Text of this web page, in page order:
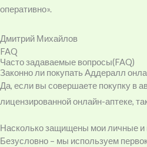
оперативно».
Дмитрий Михайлов
FAQ
Часто задаваемые вопросы(FAQ)
Законно ли покупать Аддералл
Да, если вы совершаете покупку в
лицензированной онлайн-аптеке,
Насколько защищены мои личные и
Безусловно – мы используем